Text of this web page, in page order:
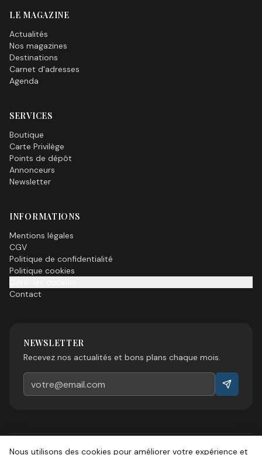
LE MAGAZINE
Actualités
Nos magazines
Destinations
Carnet d'adresses
Agenda
SERVICES
Boutique
Carte Privilège
Points de dépôt
Annonceurs
Newsletter
INFORMATIONS
Mentions légales
CGV
Politique de confidentialité
Politique cookies
Contact
NEWSLETTER
Recevez nos actualités et bons plans chaque mois.
Nous utilisons des cookies pour améliorer votre expérience et